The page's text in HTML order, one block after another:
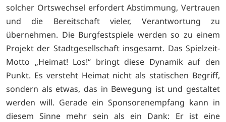
solcher Ortswechsel erfordert Abstimmung, Vertrauen
und die Bereitschaft vieler, Verantwortung zu
übernehmen. Die Burgfestspiele werden so zu einem
Projekt der Stadtgesellschaft insgesamt. Das Spielzeit-
Motto „Heimat! Los!“ bringt diese Dynamik auf den
Punkt. Es versteht Heimat nicht als statischen Begriff,
sondern als etwas, das in Bewegung ist und gestaltet
werden will. Gerade ein Sponsorenempfang kann in
diesem Sinne mehr sein als ein Dank: Er ist eine